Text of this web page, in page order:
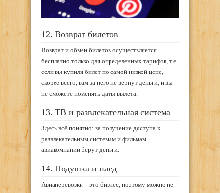
12. Возврат билетов
Возврат и обмен билетов осуществляется
бесплатно только для определенных тарифов, т.е.
если вы купили билет по самой низкой цене,
скорее всего, вам за него не вернут деньги, и вы
не сможете поменять даты вылета.
13. ТВ и развлекательная система
Здесь всё понятно: за получение доступа к
развлекательным системам и фильмам
авиакомпании берут деньги.
14. Подушка и плед
Авиаперевозки – это бизнес, поэтому можно не